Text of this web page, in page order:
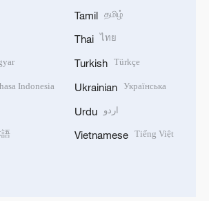
Indonesia
Tamil தமிழ்
Thai ไทย
Turkish Türkçe
Ukrainian Українська
Urdu اردو
Vietnamese Tiếng Việt